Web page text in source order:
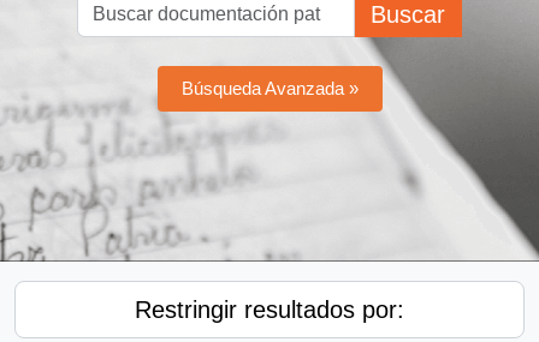
Buscar
Búsqueda Avanzada »
Restringir resultados por: